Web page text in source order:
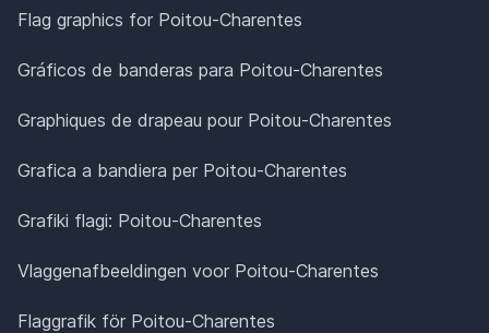
Flag graphics for Poitou-Charentes
Gráficos de banderas para Poitou-Charentes
Graphiques de drapeau pour Poitou-Charentes
Grafica a bandiera per Poitou-Charentes
Grafiki flagi: Poitou-Charentes
Vlaggenafbeeldingen voor Poitou-Charentes
Flaggrafik för Poitou-Charentes